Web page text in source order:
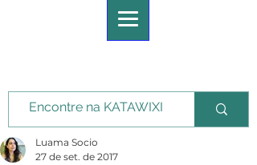
Luama Socio
27 de set. de 2017